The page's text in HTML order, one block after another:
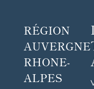
RÉGION
AUVERGNE
RHONE-
ALPES